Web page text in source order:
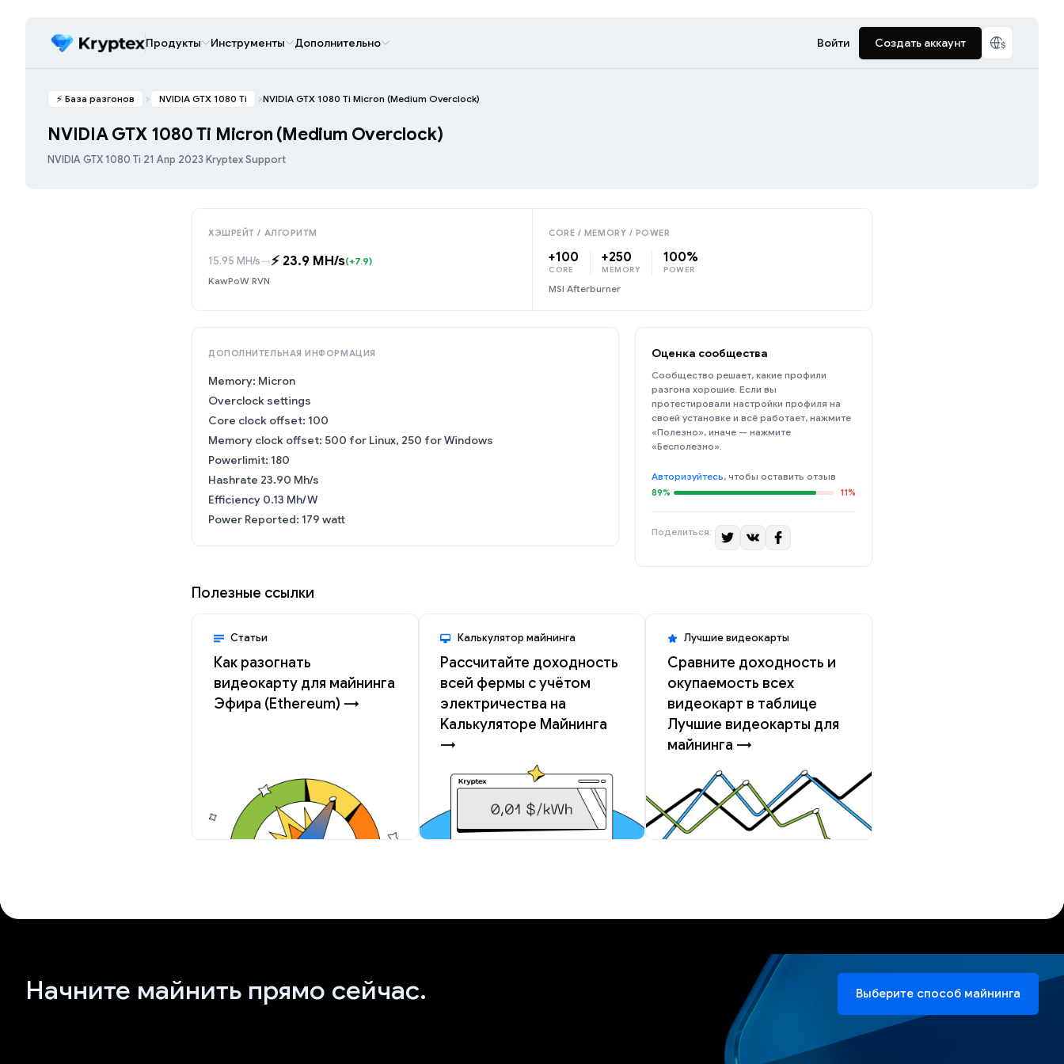
Продукты Инструменты Дополнительно Войти Создать аккаунт
⚡️ База разгонов NVIDIA GTX 1080 Ti NVIDIA GTX 1080 Ti Micron (Medium Overclock)
NVIDIA GTX 1080 Ti Micron (Medium Overclock)
NVIDIA GTX 1080 Ti·21 Апр 2023·Kryptex Support
ХЭШРЕЙТ / АЛГОРИТМ
15.95 MH/s→⚡️ 23.9 MH/s(+7.9)
KawPoW RVN
CORE / MEMORY / POWER
+100
CORE
+250
MEMORY
100%
POWER
MSI Afterburner
ДОПОЛНИТЕЛЬНАЯ ИНФОРМАЦИЯ
Memory: Micron
Overclock settings
Core clock offset: 100
Memory clock offset: 500 for Linux, 250 for Windows
Powerlimit: 180
Hashrate 23.90 Mh/s
Efficiency 0.13 Mh/W
Power Reported: 179 watt
Оценка сообщества
Сообщество решает, какие профили
разгона хорошие. Если вы
протестировали настройки профиля на
своей установке и всё работает, нажмите
«Полезно», иначе — нажмите
«Бесполезно».
Авторизуйтесь, чтобы оставить отзыв
89% 11%
Поделиться:
Полезные ссылки
Статьи
Как разогнать
видеокарту для майнинга
Эфира (Ethereum) →
Калькулятор майнинга
Рассчитайте доходность
всей фермы с учётом
электричества на
Kалькуляторе Майнинга
→
Лучшие видеокарты
Сравните доходность и
окупаемость всех
видеокарт в таблице
Лучшие видеокарты для
майнинга →
Начните майнить прямо сейчас. Выберите способ майнинга